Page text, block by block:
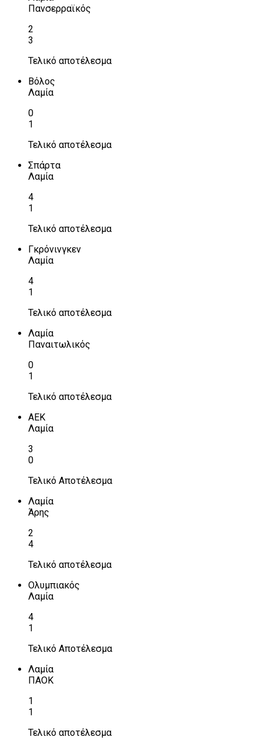
Πανσερραϊκός
2
3
Τελικό αποτέλεσμα
Βόλος
Λαμία
0
1
Τελικό αποτέλεσμα
Σπάρτα
Λαμία
4
1
Τελικό αποτέλεσμα
Γκρόνινγκεν
Λαμία
4
1
Τελικό αποτέλεσμα
Λαμία
Παναιτωλικός
0
1
Τελικό αποτέλεσμα
ΑΕΚ
Λαμία
3
0
Τελικό Αποτέλεσμα
Λαμία
Άρης
2
4
Τελικό αποτέλεσμα
Ολυμπιακός
Λαμία
4
1
Τελικό Αποτέλεσμα
Λαμία
ΠΑΟΚ
1
1
Τελικό αποτέλεσμα